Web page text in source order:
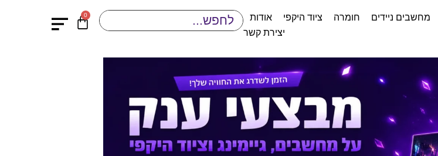
מחשבים ניידים חומרה ציוד היקפי
אודות
יצירת קשר
0